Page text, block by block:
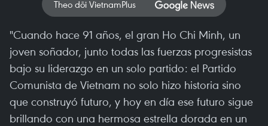
Theo dõi VietnamPlus
"Cuando hace 91 años, el gran Ho Chi Minh, un
joven soñador, junto todas las fuerzas progresistas
bajo su liderazgo en un solo partido: el Partido
Comunista de Vietnam no solo hizo historia sino
que construyó futuro, y hoy en día ese futuro sigue
brillando con una hermosa estrella dorada en un